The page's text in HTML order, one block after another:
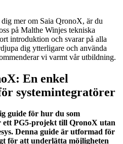
mer om Saia QronoX, är du
på Malthe Winjes tekniska
introduktion och svarar på alla
dig ytterligare och använda
vi varmt vår utbildning.
En enkel
systemintegratörer
guide för hur du som
ett PG5-projekt till QronoX utan
Denna guide är utformad för
för att underlätta möjligheten